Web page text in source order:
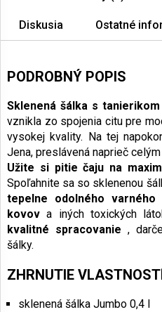
Diskusia Ostatné
PODROBNÝ POPIS
Sklenená šálka s
vznikla zo spojenia citu pre
vysokej kvality. Na tej
Jena, preslávená naprieč
Užite si pitie čaju na
Spoľahnite sa so sklenenou
tepelne odolného
kovov a iných toxických
kvalitné spracovanie ,
šálky.
ZHRNUTIE
sklenená šálka Jumbo 0,4 l